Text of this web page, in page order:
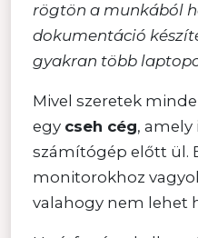
rögtön a munkából
dokumentáció
gyakran több
Mivel szeretek
egy cseh cég,
számítógép előtt ül.
monitorokhoz
valahogy nem lehet